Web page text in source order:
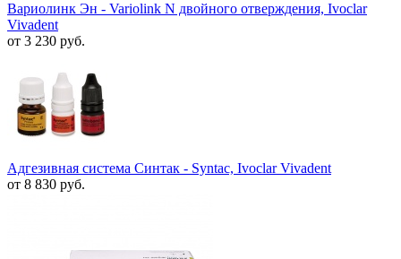
Вариолинк Эн - Variolink N двойного отверждения, Ivoclar
Vivadent
от 3 230 руб.
Адгезивная система Синтак - Syntac, Ivoclar Vivadent
от 8 830 руб.